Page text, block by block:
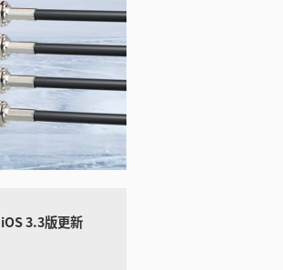
3.3版更新